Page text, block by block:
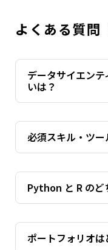
よくある質問
データサイエン
いは？
必須スキル・ツ
Python と R のど
ポートフォリオ